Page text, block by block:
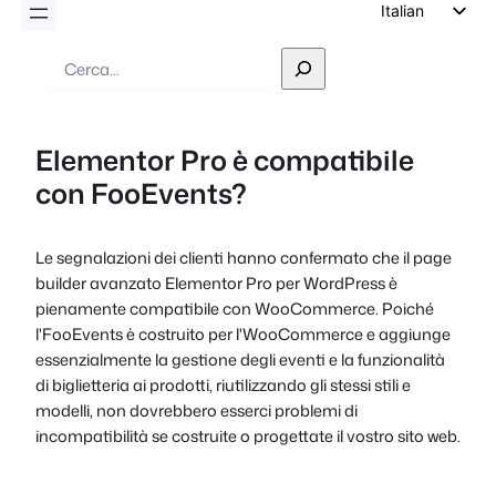
Italian
Spanish
Polish
Czech
Greek
Ricerca
Elementor Pro è compatibile
con FooEvents?
Le segnalazioni dei clienti hanno confermato che il page
builder avanzato Elementor Pro per WordPress è
pienamente compatibile con WooCommerce. Poiché
l'FooEvents è costruito per l'WooCommerce e aggiunge
essenzialmente la gestione degli eventi e la funzionalità
di biglietteria ai prodotti, riutilizzando gli stessi stili e
modelli, non dovrebbero esserci problemi di
incompatibilità se costruite o progettate il vostro sito web.